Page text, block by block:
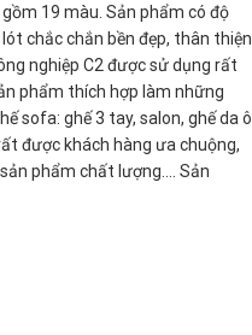
19 màu. Sản phẩm có độ
chắc chắn bền đẹp, thân thiện
nghiệp C2 được sử dụng rất
phẩm thích hợp làm những
sofa: ghế 3 tay, salon, ghế da ô
được khách hàng ưa chuộng,
phẩm chất lượng…. Sản